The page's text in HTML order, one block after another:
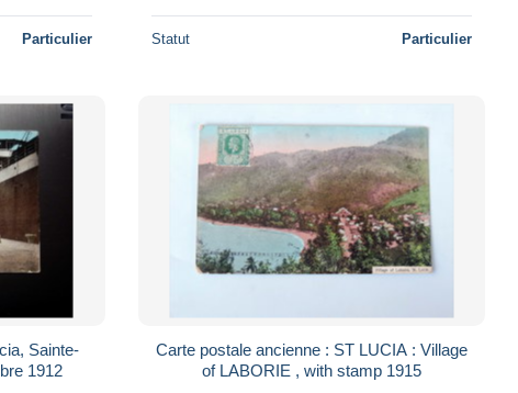
Particulier Statut Particulier
Sainte-
1912
Carte postale ancienne : ST LUCIA : Village
of LABORIE , with stamp 1915